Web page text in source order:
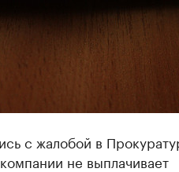
с жалобой в
не выплачивает